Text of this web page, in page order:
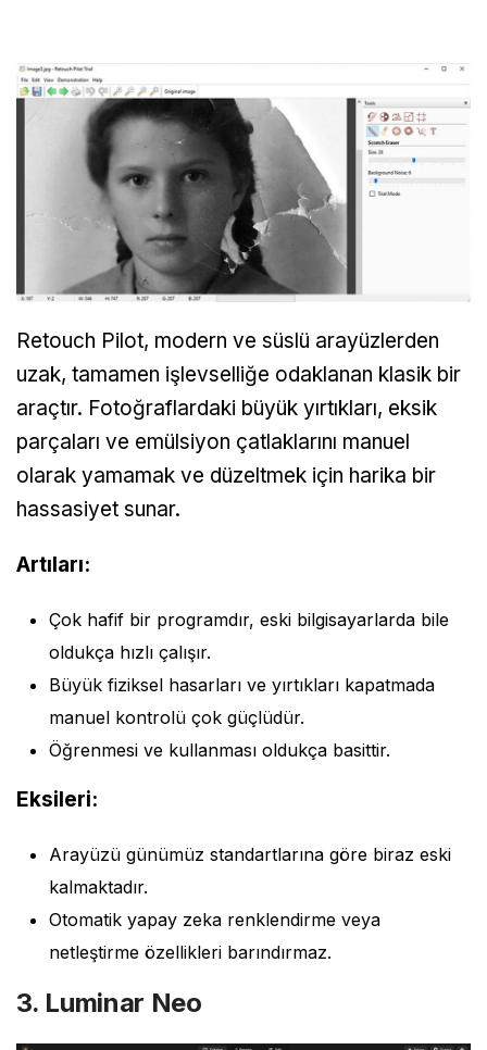
Retouch Pilot, modern ve süslü arayüzlerden
uzak, tamamen işlevselliğe odaklanan klasik bir
araçtır. Fotoğraflardaki büyük yırtıkları, eksik
parçaları ve emülsiyon çatlaklarını manuel
olarak yamamak ve düzeltmek için harika bir
hassasiyet sunar.
Artıları:
Çok hafif bir programdır, eski bilgisayarlarda bile
oldukça hızlı çalışır.
Büyük fiziksel hasarları ve yırtıkları kapatmada
manuel kontrolü çok güçlüdür.
Öğrenmesi ve kullanması oldukça basittir.
Eksileri:
Arayüzü günümüz standartlarına göre biraz eski
kalmaktadır.
Otomatik yapay zeka renklendirme veya
netleştirme özellikleri barındırmaz.
3. Luminar Neo